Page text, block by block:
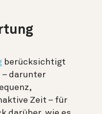
berücksichtigt
– darunter
Zeit – für